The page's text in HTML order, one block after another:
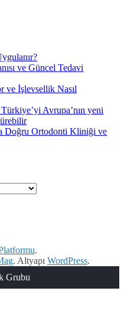
ve Güncel Tedavi
ve İşlevsellik Nasıl
Avrupa’nın yeni
Doğru Ortodonti Kliniği ve
.
. Altyapı WordPress.
Grubu